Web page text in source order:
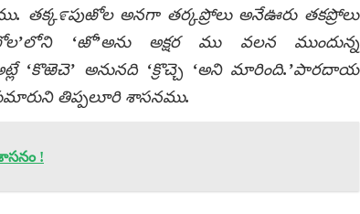
తక్క೯పుఱోల అనగా తర్కప్రోలు అనేఊరు తకప్రోలు
‘ఱో’అను అక్షర ము వలన ముందున్న
అట్లే ‘కొఱెచె’ అనునది ‘క్రొచ్చె ‘అని మారింది.’పారదాయ
తిప్పలూరి శాసనము.
!